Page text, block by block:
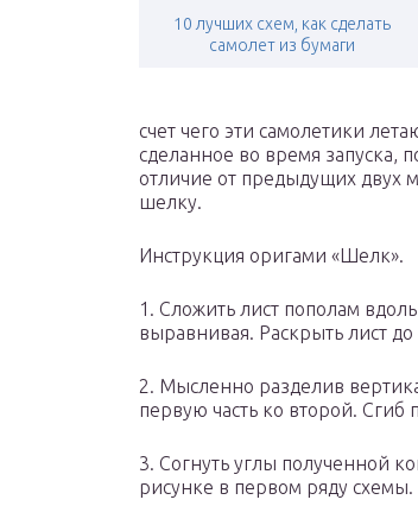
10 лучших схем, как сделать
самолет из бумаги
счет чего эти самолетики
сделанное во время запуска,
отличие от предыдущих двух
шелку.
Инструкция оригами «Шелк».
1. Сложить лист пополам
выравнивая. Раскрыть лист
2. Мысленно разделив
первую часть ко второй. Сгиб
3. Согнуть углы полученной
рисунке в первом ряду схемы.